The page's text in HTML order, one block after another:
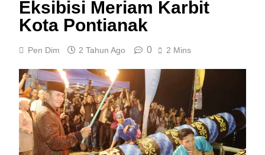
Eksibisi Meriam Karbit
Kota Pontianak
Pen Dim 2 Tahun Ago 0 2 Mins